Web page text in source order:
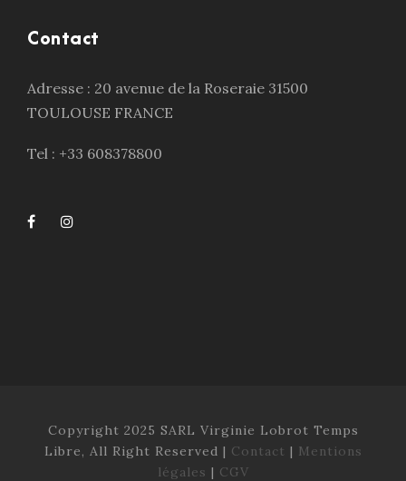
Contact
Adresse : 20 avenue de la Roseraie 31500
TOULOUSE FRANCE
Tel : +33 608378800
Copyright 2025 SARL Virginie Lobrot Temps
Libre, All Right Reserved | Contact | Mentions
légales | CGV